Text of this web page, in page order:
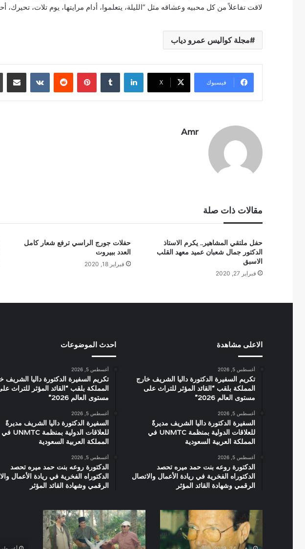
لاقت تفاعلاً من كل محبيه وعشاقه مثل “الليلة، يتعلموا، أدام مرايتها، يوم تلات، تحيرك،
مجلة كواليس عمرو دياب
فيسبوك ‫X
لينكدإن بينتيريست مشاركة
Amr
مقالات ذات صلة
حفل ملتقي المشاهير.. يكرم الاستاذ
الدكتور جمال شعبان عميد معهد القلب
الاسبق
فبراير 27, 2020
حفلات جورج الراسي ترفع شعار كامل
العدد ببيروت
فبراير 18, 2020
الاعلى مشاهدة
أغسطس 5, 2026
تكريم السفيرة الدكتورة داليا الشريف خارج
المملكة بلقب “القائد المؤثر للتراث على
مستوى العالم 2026”
أغسطس 5, 2026
السفيرة الدكتورة داليا الشريف مديرةً
للعلاقات الدولية بمنظمة UNMTC في
المملكة العربية السعودية
أغسطس 5, 2026
الدكتورة روعه بنت حمد ميره تحصد
الدكتوراه الفخرية في ريادة الأعمال والاتصال
الرقمي وشهادة القائد المؤثر
احدث الموضوعات
أغسطس 5, 2026
تكريم السفيرة الدكتورة داليا الشريف
المملكة بلقب “القائد المؤثر للتراث
مستوى العالم 2026”
أغسطس 5, 2026
السفيرة الدكتورة داليا الشريف مديرةً
للعلاقات الدولية بمنظمة UNMTC في
المملكة العربية السعودية
أغسطس 5, 2026
الدكتورة روعه بنت حمد ميره تحصد
الدكتوراه الفخرية في ريادة الأعمال
الرقمي وشهادة القائد المؤثر
روجر
مور
الشهير
بجمس
صورة
نادرة
ولا